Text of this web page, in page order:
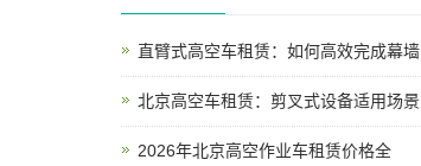
直臂式高空车租赁：如何高效完成幕墙
北京高空车租赁：剪叉式设备适用场景
2026年北京高空作业车租赁价格全